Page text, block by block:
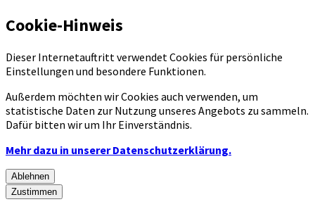
Cookie-Hinweis
Dieser Internetauftritt verwendet Cookies für persönliche
Einstellungen und besondere Funktionen.
Außerdem möchten wir Cookies auch verwenden, um
statistische Daten zur Nutzung unseres Angebots zu sammeln.
Dafür bitten wir um Ihr Einverständnis.
Mehr dazu in unserer Datenschutzerklärung.
Ablehnen
Zustimmen